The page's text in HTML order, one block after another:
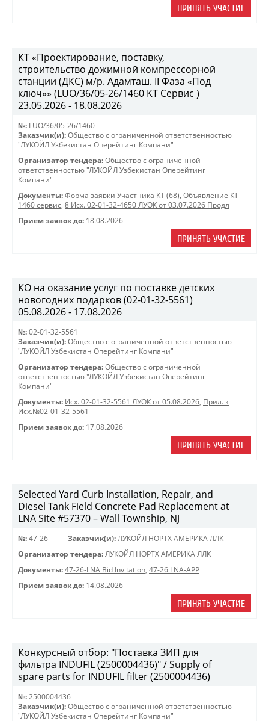
ПРИНЯТЬ УЧАСТИЕ
КТ «Проектирование, поставку,
строительство дожимной компрессорной
станции (ДКС) м/р. Адамташ. II Фаза «Под
ключ»» (LUO/36/05-26/1460 КТ Сервис )
23.05.2026 - 18.08.2026
№: LUO/36/05-26/1460
Заказчик(и): Общество с ограниченной ответственностью
"ЛУКОЙЛ Узбекистан Оперейтинг Компани"
Организатор тендера: Общество с ограниченной
ответственностью "ЛУКОЙЛ Узбекистан Оперейтинг
Компани"
Документы: Форма заявки Участника КТ (68), Объявление КТ
1460 сервис, 8 Исх. 02-01-32-4650 ЛУОК от 03.07.2026 Продл
Прием заявок до: 18.08.2026
ПРИНЯТЬ УЧАСТИЕ
КО на оказание услуг по поставке детских
новогодних подарков (02-01-32-5561)
05.08.2026 - 17.08.2026
№: 02-01-32-5561
Заказчик(и): Общество с ограниченной ответственностью
"ЛУКОЙЛ Узбекистан Оперейтинг Компани"
Организатор тендера: Общество с ограниченной
ответственностью "ЛУКОЙЛ Узбекистан Оперейтинг
Компани"
Документы: Исх. 02-01-32-5561 ЛУОК от 05.08.2026, Прил. к
Исх.№02-01-32-5561
Прием заявок до: 17.08.2026
ПРИНЯТЬ УЧАСТИЕ
Selected Yard Curb Installation, Repair, and
Diesel Tank Field Concrete Pad Replacement at
LNA Site #57370 – Wall Township, NJ
№: 47-26 Заказчик(и): ЛУКОЙЛ НОРТХ АМЕРИКА ЛЛК
Организатор тендера: ЛУКОЙЛ НОРТХ АМЕРИКА ЛЛК
Документы: 47-26-LNA Bid Invitation, 47-26 LNA-APP
Прием заявок до: 14.08.2026
ПРИНЯТЬ УЧАСТИЕ
Конкурсный отбор: "Поставка ЗИП для
фильтра INDUFIL (2500004436)" / Supply of
spare parts for INDUFIL filter (2500004436)
№: 2500004436
Заказчик(и): Общество с ограниченной ответственностью
"ЛУКОЙЛ Узбекистан Оперейтинг Компани"